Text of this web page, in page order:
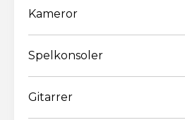
Kameror
Spelkonsoler
Gitarrer